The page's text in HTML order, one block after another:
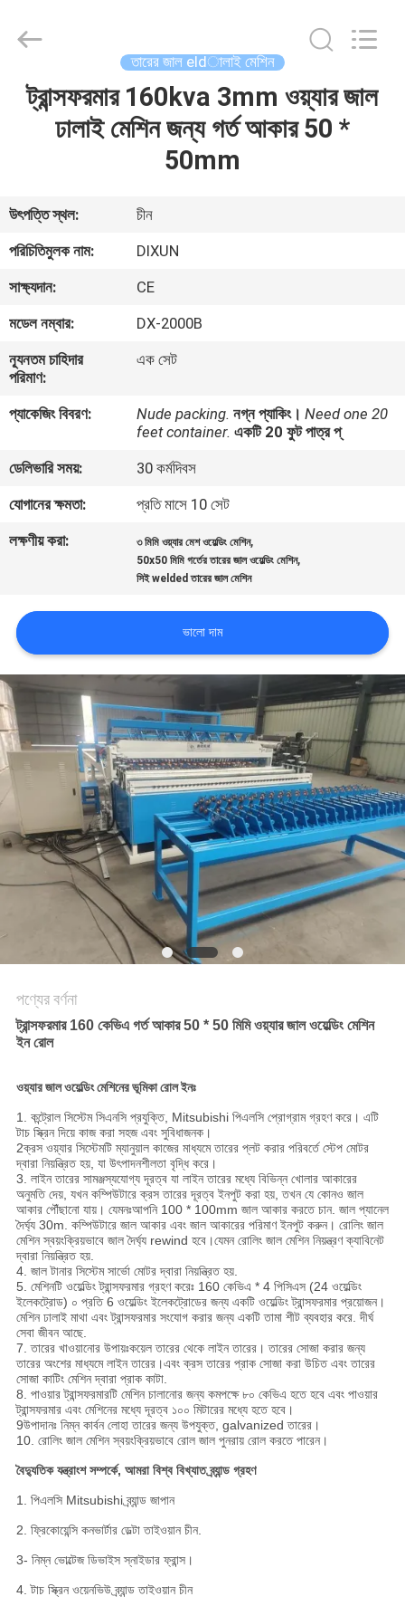
বাড়ি
ভিআর
শো
আমাদের
সম্পর্কে
ভ্রমণ
নিয়ন্ত্রণ
করুন
উদ্ধৃতির
জন্য
আবেদন
সাইট
ম্যাপ
PRIVACY
POLICY
Mesh
Products
Rights
Reserved.
তারের জাল eldালাই মেশিন
ট্রান্সফরমার 160kva 3mm ওয়্যার জাল
ঢালাই মেশিন জন্য গর্ত আকার 50 *
50mm
উৎপত্তি স্থল:
চীন
পরিচিতিমুলক নাম:
DIXUN
সাক্ষ্যদান:
CE
মডেল নম্বার:
DX-2000B
ন্যূনতম চাহিদার
পরিমাণ:
এক সেট
প্যাকেজিং বিবরণ: Nude packing. নগ্ন প্যাকিং। Need one 20
feet container. একটি 20 ফুট পাত্র প্
ডেলিভারি সময়:
30 কর্মদিবস
যোগানের ক্ষমতা:
প্রতি মাসে 10 সেট
লক্ষণীয় করা:
৩ মিমি ওয়্যার মেশ ওয়েল্ডিং মেশিন,
50x50 মিমি গর্তের তারের জাল ওয়েল্ডিং মেশিন,
সিই welded তারের জাল মেশিন
ভালো দাম
পণ্যের বর্ণনা
ট্রান্সফরমার 160 কেভিএ গর্ত আকার 50 * 50 মিমি ওয়্যার জাল ওয়েল্ডিং মেশিন
ইন রোল
ওয়্যার জাল ওয়েল্ডিং মেশিনের ভূমিকা রোল ইনঃ
1. কন্ট্রোল সিস্টেম সিএনসি প্রযুক্তি, Mitsubishi পিএলসি প্রোগ্রাম গ্রহণ করে। এটি
টাচ স্ক্রিন দিয়ে কাজ করা সহজ এবং সুবিধাজনক।
2ক্রস ওয়্যার সিস্টেমটি ম্যানুয়াল কাজের মাধ্যমে তারের প্লট করার পরিবর্তে স্টেপ মোটর
দ্বারা নিয়ন্ত্রিত হয়, যা উৎপাদনশীলতা বৃদ্ধি করে।
3. লাইন তারের সামঞ্জস্যযোগ্য দূরত্ব যা লাইন তারের মধ্যে বিভিন্ন খোলার আকারের
অনুমতি দেয়, যখন কম্পিউটারে ক্রস তারের দূরত্ব ইনপুট করা হয়, তখন যে কোনও জাল
আকার পৌঁছানো যায়। যেমনঃআপনি 100 * 100mm জাল আকার করতে চান. জাল প্যানেল
দৈর্ঘ্য 30m. কম্পিউটারে জাল আকার এবং জাল আকারের পরিমাণ ইনপুট করুন। রোলিং জাল
মেশিন স্বয়ংক্রিয়ভাবে জাল দৈর্ঘ্য rewind হবে।যেমন রোলিং জাল মেশিন নিয়ন্ত্রণ ক্যাবিনেট
দ্বারা নিয়ন্ত্রিত হয়.
4. জাল টানার সিস্টেম সার্ভো মোটর দ্বারা নিয়ন্ত্রিত হয়.
5. মেশিনটি ওয়েল্ডিং ট্রান্সফরমার গ্রহণ করেঃ 160 কেভিএ * 4 পিসিএস (24 ওয়েল্ডিং
ইলেকট্রোড) ০ প্রতি 6 ওয়েল্ডিং ইলেকট্রোডের জন্য একটি ওয়েল্ডিং ট্রান্সফরমার প্রয়োজন।
মেশিন ঢালাই মাথা এবং ট্রান্সফরমার সংযোগ করার জন্য একটি তামা শীট ব্যবহার করে. দীর্ঘ
সেবা জীবন আছে.
7. তারের খাওয়ানোর উপায়ঃকয়েল তারের থেকে লাইন তারের। তারের সোজা করার জন্য
তারের অংশের মাধ্যমে লাইন তারের।এবং ক্রস তারের প্রাক সোজা করা উচিত এবং তারের
সোজা কাটিং মেশিন দ্বারা প্রাক কাটা.
8. পাওয়ার ট্রান্সফরমারটি মেশিন চালানোর জন্য কমপক্ষে ৮০ কেভিএ হতে হবে এবং পাওয়ার
ট্রান্সফরমার এবং মেশিনের মধ্যে দূরত্ব ১০০ মিটারের মধ্যে হতে হবে।
9উপাদানঃ নিম্ন কার্বন লোহা তারের জন্য উপযুক্ত, galvanized তারের।
10. রোলিং জাল মেশিন স্বয়ংক্রিয়ভাবে রোল জাল পুনরায় রোল করতে পারেন।
বৈদ্যুতিক যন্ত্রাংশ সম্পর্কে, আমরা বিশ্ব বিখ্যাত ব্র্যান্ড গ্রহণ
1. পিএলসি Mitsubishi ব্র্যান্ড জাপান
2. ফ্রিকোয়েন্সি কনভার্টার ডেল্টা তাইওয়ান চীন.
3- নিম্ন ভোল্টেজ ডিভাইস স্নাইডার ফ্রান্স।
4. টাচ স্ক্রিন ওয়েনভিউ ব্র্যান্ড তাইওয়ান চীন